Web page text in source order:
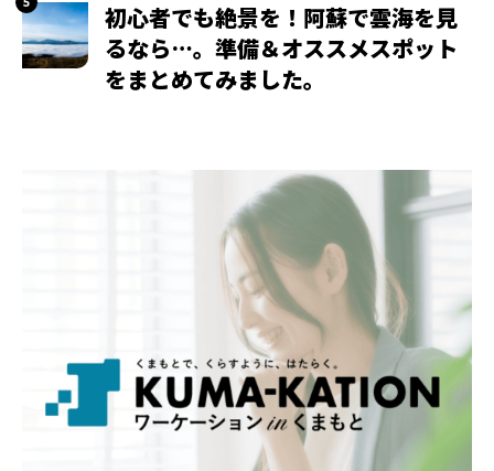
初心者でも絶景を！阿蘇で雲海を見
るなら…。準備＆オススメスポット
をまとめてみました。